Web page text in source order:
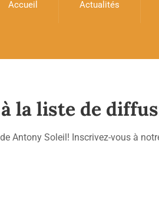
Accueil Actualités
la liste de
Antony Soleil! Inscrivez-vous à